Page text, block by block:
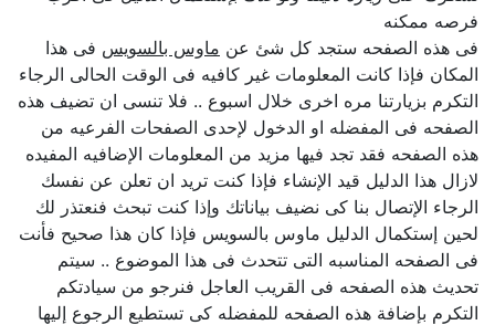
فرصه ممكنه
فى هذه الصفحه ستجد كل شئ عنماوس بالسويسفى هذا
المكان فإذا كانت المعلومات غير كافيه فى الوقت الحالى الرجاء
التكرم بزيارتنا مره اخرى خلال اسبوع .. فلا تنسى ان تضيف هذه
الصفحه فى المفضله او الدخول لإحدى الصفحات الفرعيه من
هذه الصفحه فقد تجد فيها مزيد من المعلومات الإضافيه المفيده
لازال هذا الدليل قيد الإنشاء فإذا كنت تريد ان تعلن عن نفسك
الرجاء الإتصال بنا كى نضيف بياناتك وإذا كنت تبحث فنعتذر لك
لحين إستكمال الدليل ماوس بالسويس فإذا كان هذا صحيح فأنت
فى الصفحه المناسبه التى تتحدث فى هذا الموضوع .. سيتم
تحديث هذه الصفحه فى القريب العاجل فنرجو من سيادتكم
التكرم بإضافة هذه الصفحه للمفضله كى تستطيع الرجوع إليها